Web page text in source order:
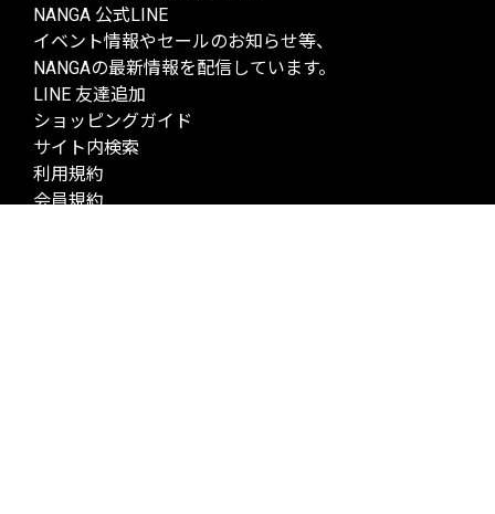
NANGA 公式LINE
イベント情報やセールのお知らせ等、
NANGAの最新情報を配信しています。
LINE 友達追加
ショッピングガイド
サイト内検索
利用規約
会員規約